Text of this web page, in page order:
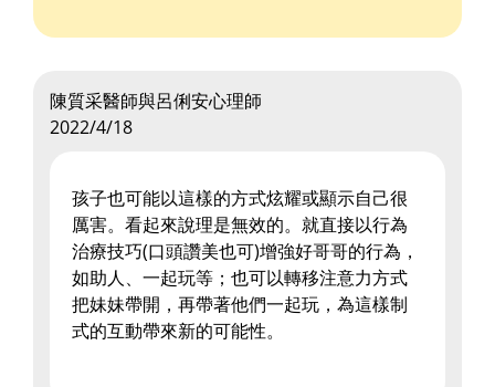
陳質采醫師與呂俐安心理師
2022/4/18
孩子也可能以這樣的方式炫耀或顯示自己很
厲害。看起來說理是無效的。就直接以行為
治療技巧(口頭讚美也可)增強好哥哥的行為，
如助人、一起玩等；也可以轉移注意力方式
把妹妹帶開，再帶著他們一起玩，為這樣制
式的互動帶來新的可能性。